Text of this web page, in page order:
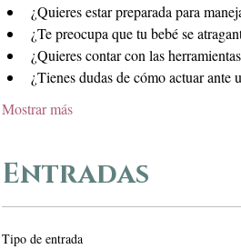
¿Quieres estar preparada para
¿Te preocupa que tu bebé se
¿Quieres contar con las
¿Tienes dudas de cómo actuar ante
Mostrar más
Entradas
Tipo de entrada